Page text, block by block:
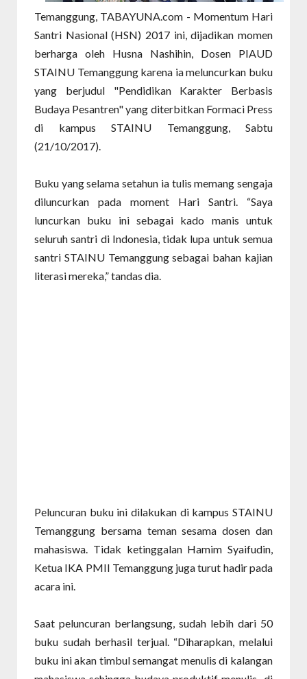
Temanggung, TABAYUNA.com - Momentum Hari
Santri Nasional (HSN) 2017 ini, dijadikan momen
berharga oleh Husna Nashihin, Dosen PIAUD
STAINU Temanggung karena ia meluncurkan buku
yang berjudul "Pendidikan Karakter Berbasis
Budaya Pesantren" yang diterbitkan Formaci Press
di kampus STAINU Temanggung, Sabtu
(21/10/2017).
Buku yang selama setahun ia tulis memang sengaja
diluncurkan pada moment Hari Santri. “Saya
luncurkan buku ini sebagai kado manis untuk
seluruh santri di Indonesia, tidak lupa untuk semua
santri STAINU Temanggung sebagai bahan kajian
literasi mereka,” tandas dia.
Peluncuran buku ini dilakukan di kampus STAINU
Temanggung bersama teman sesama dosen dan
mahasiswa. Tidak ketinggalan Hamim Syaifudin,
Ketua IKA PMII Temanggung juga turut hadir pada
acara ini.
Saat peluncuran berlangsung, sudah lebih dari 50
buku sudah berhasil terjual. “Diharapkan, melalui
buku ini akan timbul semangat menulis di kalangan